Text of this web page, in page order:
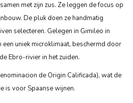
met zijn zus. Ze leggen de focus op
De pluk doen ze handmatig
selecteren. Gelegen in Gimileo in
een uniek microklimaat, beschermd door
Ebro-rivier in het zuiden.
de Origin Calificada), wat de
is voor Spaanse wijnen.